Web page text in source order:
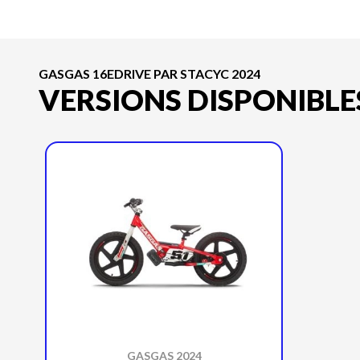
GASGAS 16EDRIVE PAR STACYC 2024
VERSIONS
GASGAS 2024